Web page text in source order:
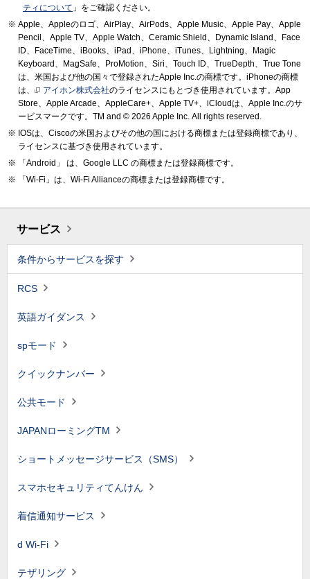
ティについて 」をご確認ください。
Apple、Appleのロゴ、AirPlay、AirPods、Apple Music、Apple Pay、Apple
Pencil、Apple TV、Apple Watch、Ceramic Shield、Dynamic Island、Face
ID、FaceTime、iBooks、iPad、iPhone、iTunes、Lightning、Magic
Keyboard、MagSafe、ProMotion、Siri、Touch ID、TrueDepth、True Tone
は、米国および他の国々で登録されたApple Inc.の商標です。iPhoneの商標
は、
アイホン株式会社のライセンスにもとづき使用されています。App
Store、Apple Arcade、AppleCare+、Apple TV+、iCloudは、Apple Inc.のサ
ービスマークです。TM and © 2026 Apple Inc. All rights reserved.
IOSは、Ciscoの米国およびその他の国における商標または登録商標であり、
ライセンスに基づき使用されています。
「Android」 は、Google LLC の商標または登録商標です。
「Wi-Fi」は、Wi-Fi Allianceの商標または登録商標です。
サービス
条件からサービスを探す
RCS
英語ガイダンス
spモード
クイックナンバー
公共モード
JAPANローミングTM
ショートメッセージサービス（SMS）
スマホセキュリティてんけん
着信通知サービス
d Wi-Fi
テザリング